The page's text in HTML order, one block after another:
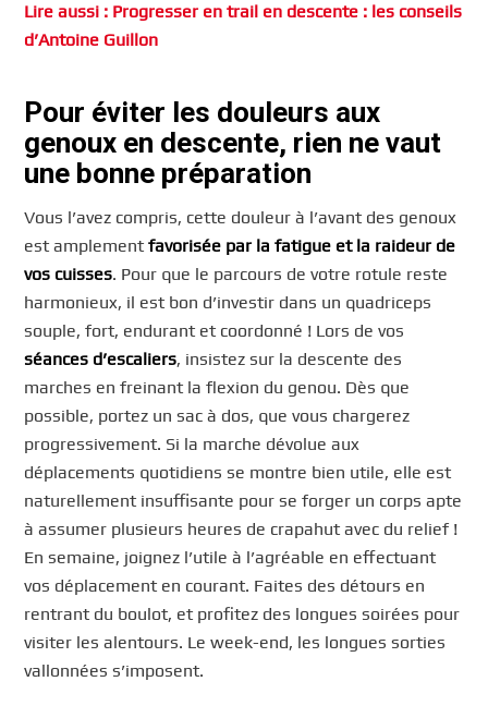
Lire aussi : Progresser en trail en descente : les conseils
d’Antoine Guillon
Pour éviter les douleurs aux
genoux en descente, rien ne vaut
une bonne préparation
Vous l’avez compris, cette douleur à l’avant des genoux
est amplementfavorisée par la fatigue et la raideur de
vos cuisses. Pour que le parcours de votre rotule reste
harmonieux, il est bon d’investir dans un quadriceps
souple, fort, endurant et coordonné ! Lors de vos
séances d’escaliers, insistez sur la descente des
marches en freinant la flexion du genou. Dès que
possible, portez un sac à dos, que vous chargerez
progressivement. Si la marche dévolue aux
déplacements quotidiens se montre bien utile, elle est
naturellement insuffisante pour se forger un corps apte
à assumer plusieurs heures de crapahut avec du relief !
En semaine, joignez l’utile à l’agréable en effectuant
vos déplacement en courant. Faites des détours en
rentrant du boulot, et profitez des longues soirées pour
visiter les alentours. Le week-end, les longues sorties
vallonnées s’imposent.